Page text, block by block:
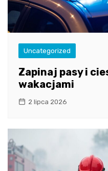
Uncategorized
Zapinaj pasy i
wakacjami
2 lipca 2026